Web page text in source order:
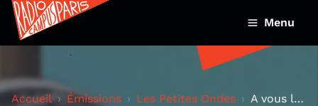
Menu
Accueil Émissions Les Petites Ondes A vous les studios ! // Emission en allemand des é...